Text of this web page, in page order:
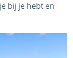
bij je hebt en